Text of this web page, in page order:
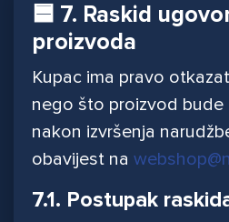
🟦 7. Raskid
proizvoda
Kupac ima pravo
nego što proizvod
nakon izvršenja
obavijest na
7.1. Postupak